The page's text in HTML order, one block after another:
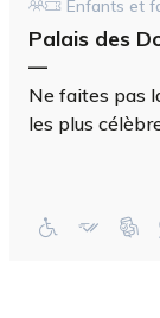
Enfants et
Palais des
—
Ne faites pas
les plus